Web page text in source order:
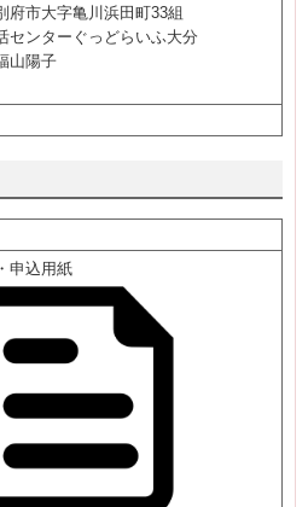
府市大字亀川浜田町33組
センターぐっどらいふ大分
山陽子
申込用紙